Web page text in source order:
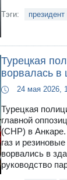
Тэги:
Турецкая
ворвалась в
24 мая 2026,
Турецкая
главной
(CHP) в
газ и
ворвались в
руководство